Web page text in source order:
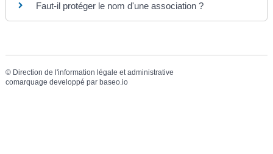
Faut-il protéger le nom d'une association ?
© Direction de l'information légale et administrative
comarquage developpé par baseo.io